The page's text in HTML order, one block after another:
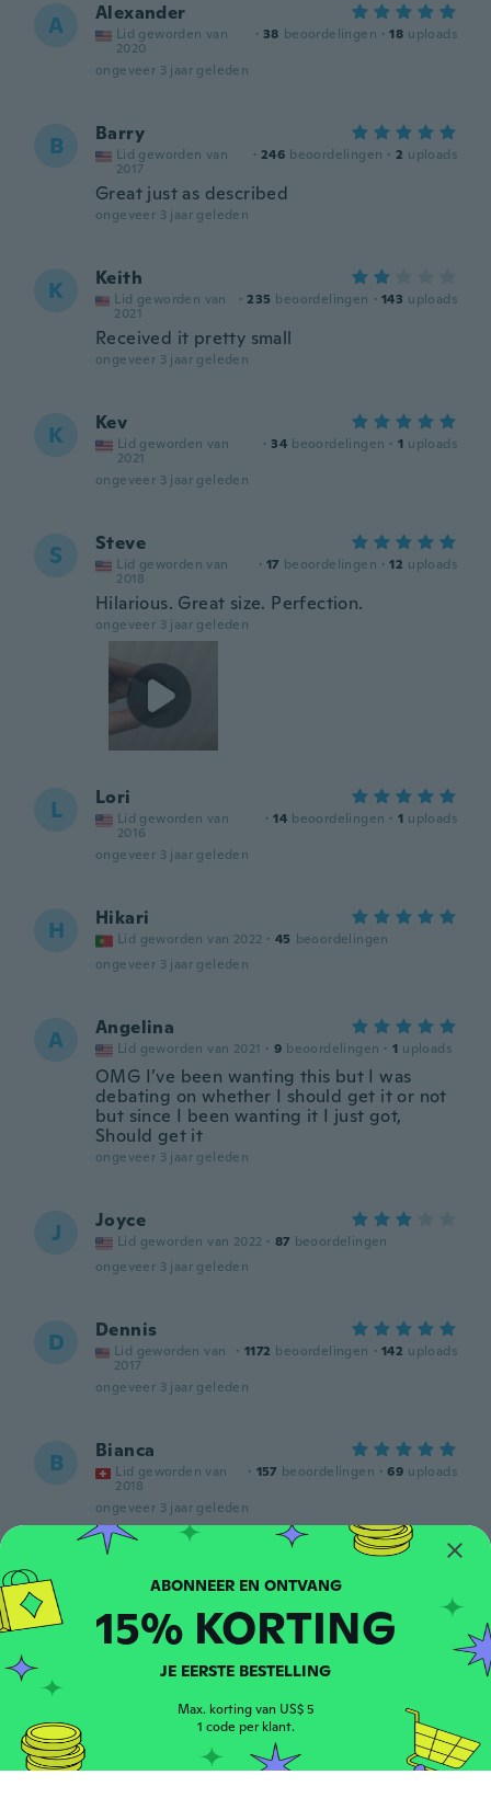
A Alexander
Lid geworden van
2020
· 38 beoordelingen · 18 uploads
ongeveer 3 jaar geleden
B Barry
Lid geworden van
2017
· 246 beoordelingen · 2 uploads
Great just as described
ongeveer 3 jaar geleden
K Keith
Lid geworden van
2021
· 235 beoordelingen · 143 uploads
Received it pretty small
ongeveer 3 jaar geleden
K Kev
Lid geworden van
2021
· 34 beoordelingen · 1 uploads
ongeveer 3 jaar geleden
S Steve
Lid geworden van
2018
· 17 beoordelingen · 12 uploads
Hilarious. Great size. Perfection.
ongeveer 3 jaar geleden
L Lori
Lid geworden van
2016
· 14 beoordelingen · 1 uploads
ongeveer 3 jaar geleden
H Hikari
Lid geworden van 2022 · 45 beoordelingen
ongeveer 3 jaar geleden
A Angelina
Lid geworden van 2021 · 9 beoordelingen · 1 uploads
OMG I’ve been wanting this but I was
debating on whether I should get it or not
but since I been wanting it I just got,
Should get it
ongeveer 3 jaar geleden
J Joyce
Lid geworden van 2022 · 87 beoordelingen
ongeveer 3 jaar geleden
D Dennis
Lid geworden van
2017
· 1172 beoordelingen · 142 uploads
ongeveer 3 jaar geleden
B Bianca
Lid geworden van
2018
· 157 beoordelingen · 69 uploads
ongeveer 3 jaar geleden
R Lid geworden van 2020 · 1958 beoordelingen
ongeveer 3 jaar geleden
V Lid geworden van 2015
beoordelingen
ongeveer 3 jaar geleden
ABONNEER EN ONTVANG
15% KORTING
JE EERSTE BESTELLING
Max. korting van US$ 5
1 code per klant.